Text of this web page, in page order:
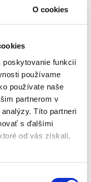
O cookies
poskytovanie funkcií
používame
používate naše
partnerom v
Títo partneri
s ďalšími
od vás získali,
čierny |